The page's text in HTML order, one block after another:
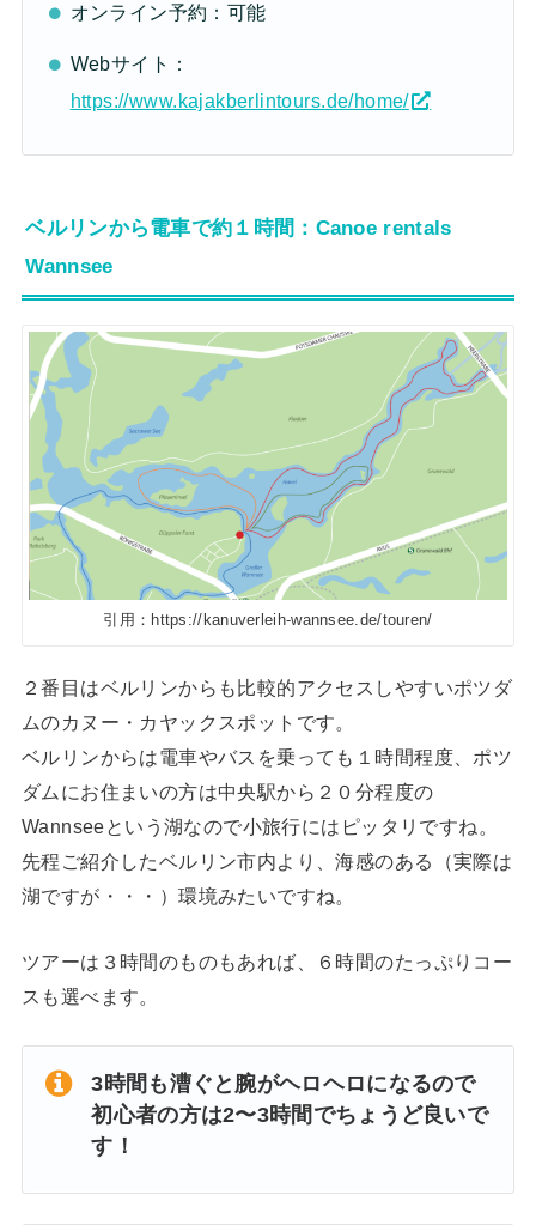
オンライン予約：可能
Webサイト：
https://www.kajakberlintours.de/home/
ベルリンから電車で約１時間：Canoe rentals
Wannsee
引用：https://kanuverleih-wannsee.de/touren/
２番目はベルリンからも比較的アクセスしやすいポツダ
ムのカヌー・カヤックスポットです。
ベルリンからは電車やバスを乗っても１時間程度、ポツ
ダムにお住まいの方は中央駅から２０分程度の
Wannseeという湖なので小旅行にはピッタリですね。
先程ご紹介したベルリン市内より、海感のある（実際は
湖ですが・・・）環境みたいですね。
ツアーは３時間のものもあれば、６時間のたっぷりコー
スも選べます。
3時間も漕ぐと腕がヘロヘロになるので
初心者の方は2〜3時間でちょうど良いで
す！